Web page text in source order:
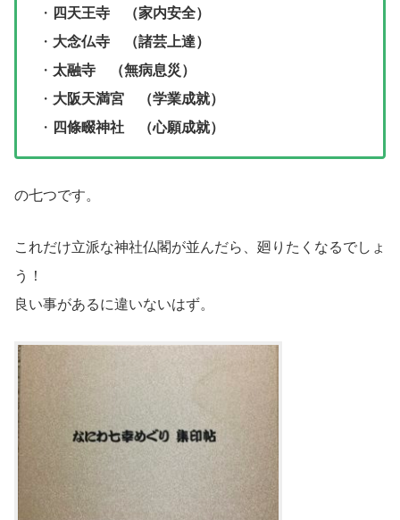
・ 四天王寺 （家内安全）
・ 大念仏寺 （諸芸上達）
・ 太融寺 （無病息災）
・ 大阪天満宮 （学業成就）
・ 四條畷神社 （心願成就）
の七つです。
これだけ立派な神社仏閣が並んだら、廻りたくなるでしょ
う！
良い事があるに違いないはず。